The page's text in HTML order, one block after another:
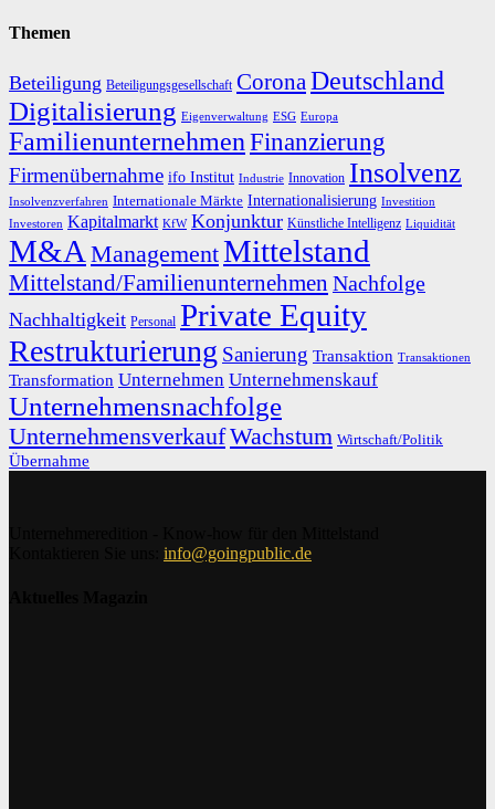
Themen
Beteiligung Beteiligungsgesellschaft CoronaDeutschland
Digitalisierung Eigenverwaltung ESG Europa
FamilienunternehmenFinanzierung
Firmenübernahme ifo Institut Industrie Innovation Insolvenz
Insolvenzverfahren Internationale Märkte Internationalisierung Investition
Investoren Kapitalmarkt KfW Konjunktur Künstliche Intelligenz Liquidität
M&A ManagementMittelstand
Mittelstand/Familienunternehmen Nachfolge
Nachhaltigkeit Personal Private Equity
Restrukturierung Sanierung Transaktion Transaktionen
Transformation Unternehmen Unternehmenskauf
Unternehmensnachfolge
UnternehmensverkaufWachstum Wirtschaft/Politik
Übernahme
info@goingpublic.de